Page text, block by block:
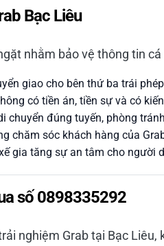
Bạc Liêu
nhằm bảo vệ thông tin
giao cho bên thứ ba trái
có tiền án, tiền sự và có
chuyển đúng tuyến, phòng
chăm sóc khách hàng của
gia tăng sự an tâm cho người
số 0898335292
nghiệm Grab tại Bạc Liêu,